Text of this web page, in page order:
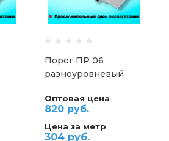
Порог ПР 06
разноуровневый
Оптовая цена
820 руб.
Цена за метр
304 руб.